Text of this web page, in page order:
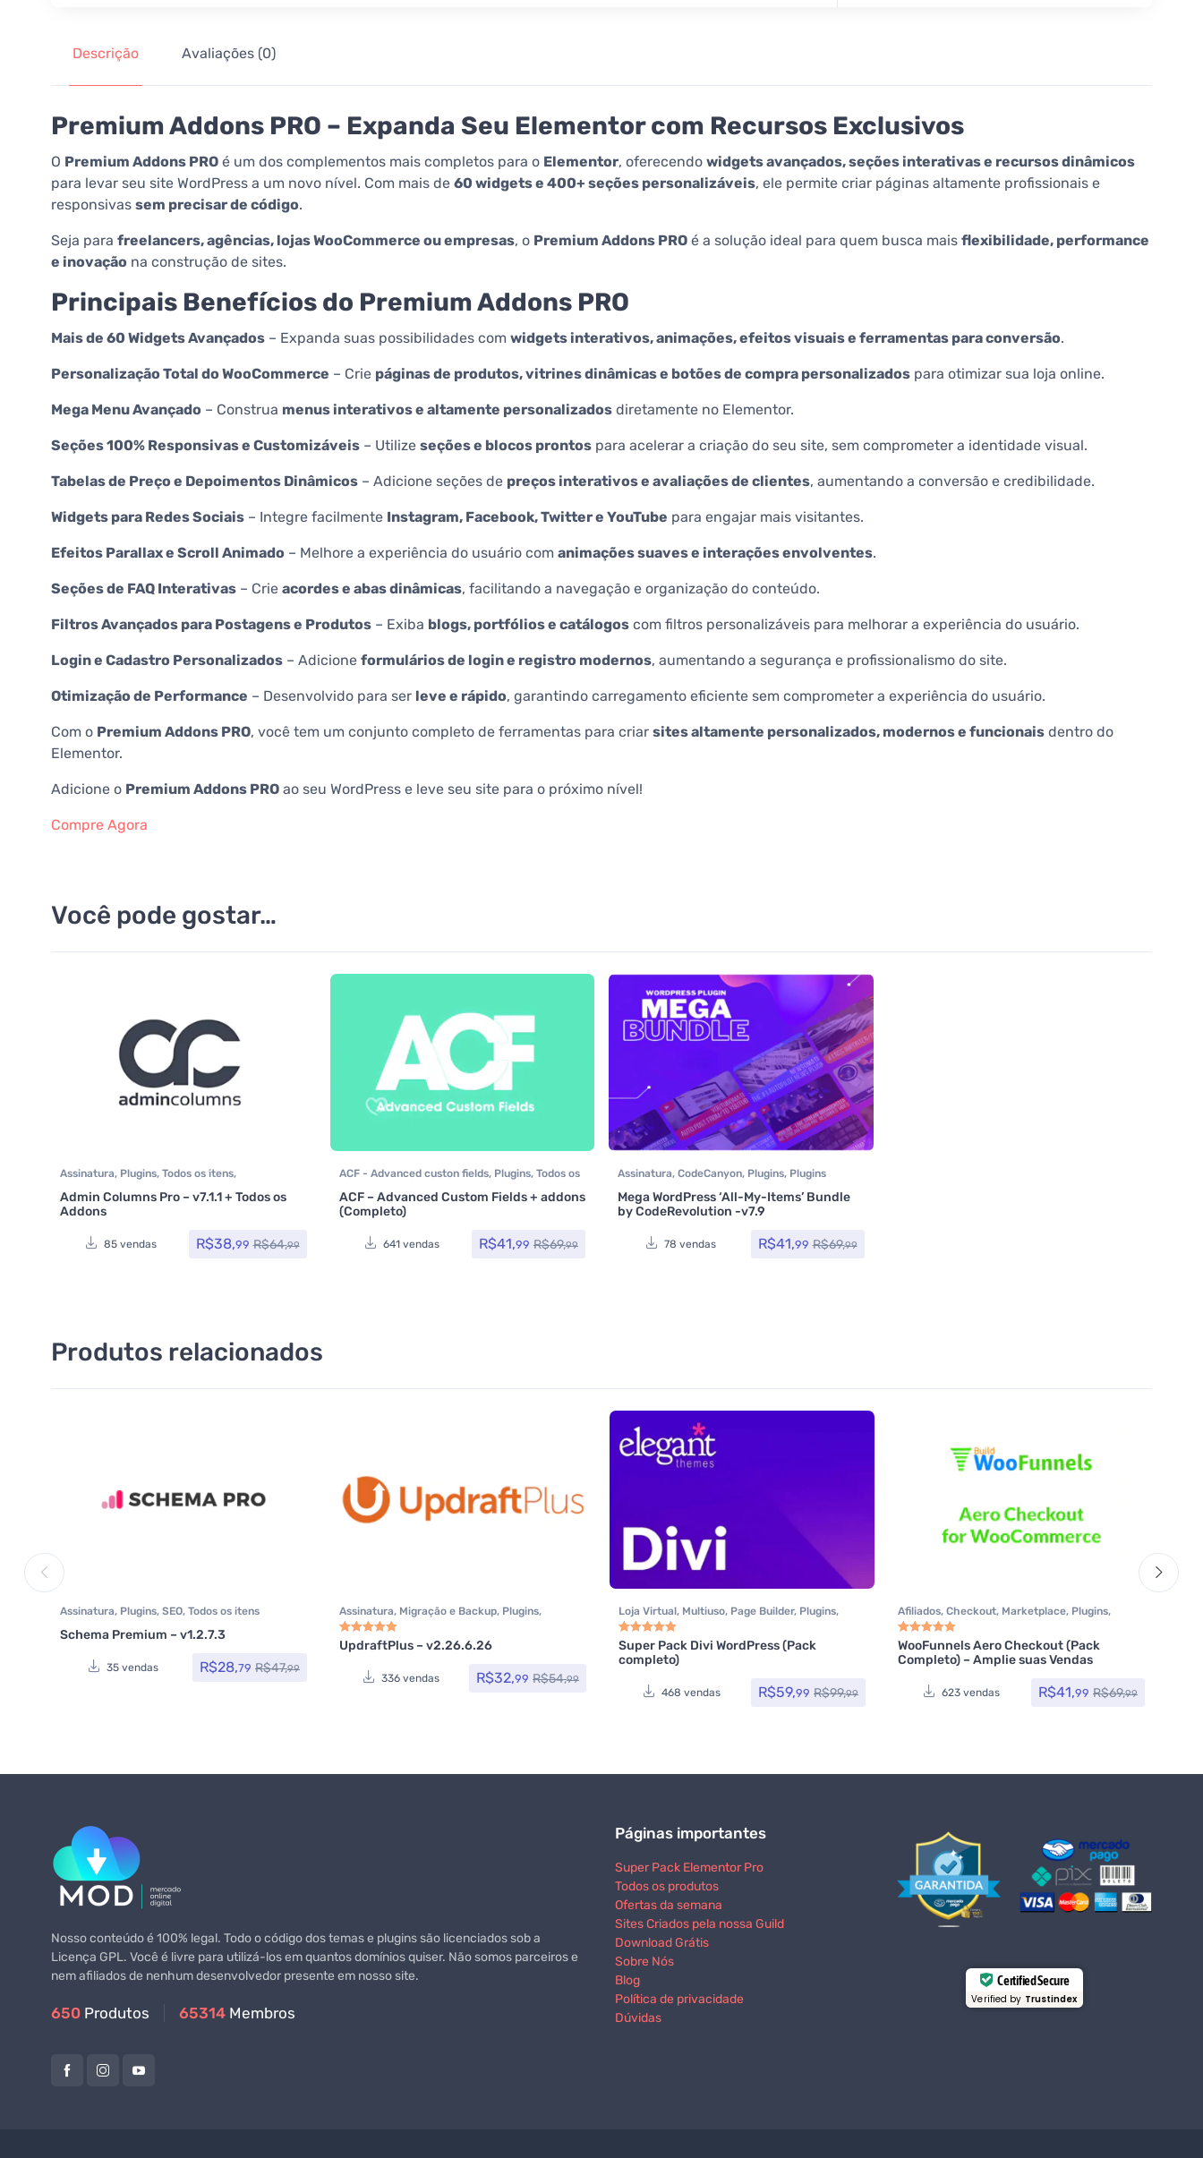
Descrição Avaliações (0)
Premium Addons PRO – Expanda Seu Elementor com Recursos Exclusivos
O Premium Addons PRO é um dos complementos mais completos para o Elementor, oferecendo widgets avançados, seções interativas e recursos dinâmicos
para levar seu site WordPress a um novo nível. Com mais de 60 widgets e 400+ seções personalizáveis, ele permite criar páginas altamente profissionais e
responsivas sem precisar de código.
Seja para freelancers, agências, lojas WooCommerce ou empresas, o Premium Addons PRO é a solução ideal para quem busca mais flexibilidade, performance
e inovação na construção de sites.
Principais Benefícios do Premium Addons PRO
Mais de 60 Widgets Avançados – Expanda suas possibilidades com widgets interativos, animações, efeitos visuais e ferramentas para conversão.
Personalização Total do WooCommerce – Crie páginas de produtos, vitrines dinâmicas e botões de compra personalizados para otimizar sua loja online.
Mega Menu Avançado – Construa menus interativos e altamente personalizados diretamente no Elementor.
Seções 100% Responsivas e Customizáveis – Utilize seções e blocos prontos para acelerar a criação do seu site, sem comprometer a identidade visual.
Tabelas de Preço e Depoimentos Dinâmicos – Adicione seções de preços interativos e avaliações de clientes, aumentando a conversão e credibilidade.
Widgets para Redes Sociais – Integre facilmente Instagram, Facebook, Twitter e YouTube para engajar mais visitantes.
Efeitos Parallax e Scroll Animado – Melhore a experiência do usuário com animações suaves e interações envolventes.
Seções de FAQ Interativas – Crie acordes e abas dinâmicas, facilitando a navegação e organização do conteúdo.
Filtros Avançados para Postagens e Produtos – Exiba blogs, portfólios e catálogos com filtros personalizáveis para melhorar a experiência do usuário.
Login e Cadastro Personalizados – Adicione formulários de login e registro modernos, aumentando a segurança e profissionalismo do site.
Otimização de Performance – Desenvolvido para ser leve e rápido, garantindo carregamento eficiente sem comprometer a experiência do usuário.
Com o Premium Addons PRO, você tem um conjunto completo de ferramentas para criar sites altamente personalizados, modernos e funcionais dentro do
Elementor.
Adicione o Premium Addons PRO ao seu WordPress e leve seu site para o próximo nível!
Compre Agora
Você pode gostar…
Assinatura, Plugins, Todos os itens,
Woocommerce
Admin Columns Pro – v7.1.1 + Todos os
Addons
85 vendas R$38,99 R$64,99
ACF - Advanced custon fields, Plugins, Todos os
itens
ACF – Advanced Custom Fields + addons
(Completo)
641 vendas R$41,99 R$69,99
Assinatura, CodeCanyon, Plugins, Plugins
Wocoomerce, Social Media Plugins
Woocommerce
Mega WordPress ‘All-My-Items’ Bundle
by CodeRevolution -v7.9
78 vendas R$41,99 R$69,99
Produtos relacionados
Assinatura, Plugins, SEO, Todos os itens
Schema Premium – v1.2.7.3
35 vendas R$28,79 R$47,99
Assinatura, Migração e Backup, Plugins,
Segurança,
Avaliação
UpdraftPlus – v2.26.6.26
336 vendas R$32,99 R$54,99
Loja Virtual, Multiuso, Page Builder, Plugins,
Tecnologia,
Woocommerce
Avaliação5.00
Super Pack Divi WordPress (Pack
completo)
468 vendas R$59,99 R$99,99
Afiliados, Checkout, Marketplace, Plugins,
Plugins Wocoomerce
Avaliação5.00 de 5
WooFunnels Aero Checkout (Pack
Completo) – Amplie suas Vendas
623 vendas R$41,99 R$69,99
Nosso conteúdo é 100% legal. Todo o código dos temas e plugins são licenciados sob a
Licença GPL. Você é livre para utilizá-los em quantos domínios quiser. Não somos parceiros e
nem afiliados de nenhum desenvolvedor presente em nosso site.
650 Produtos 65314 Membros
Páginas importantes
Super Pack Elementor Pro
Todos os produtos
Ofertas da semana
Sites Criados pela nossa Guild
Download Grátis
Sobre Nós
Blog
Política de privacidade
Dúvidas
Certified Secure
Verified by Trustindex